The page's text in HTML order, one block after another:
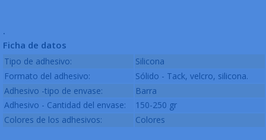
.
Ficha de datos
Tipo de adhesivo:
Silicona
Formato del adhesivo:
Sólido - Tack, velcro, silicona.
Adhesivo -tipo de envase:
Barra
Adhesivo - Cantidad del envase:
150-250 gr
Colores de los adhesivos:
Colores